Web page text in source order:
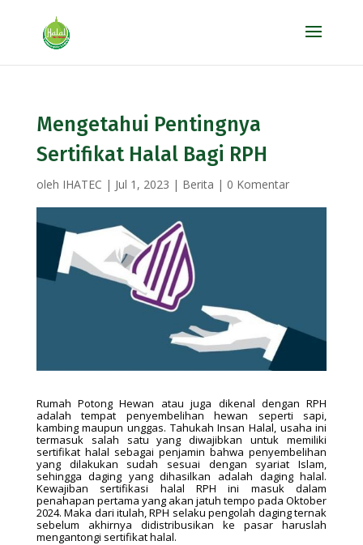
Mengetahui Pentingnya
Sertifikat Halal Bagi RPH
oleh IHATEC | Jul 1, 2023 | Berita | 0 Komentar
Rumah Potong Hewan atau juga dikenal dengan RPH
adalah tempat penyembelihan hewan seperti sapi,
kambing maupun unggas. Tahukah Insan Halal, usaha ini
termasuk salah satu yang diwajibkan untuk memiliki
sertifikat halal sebagai penjamin bahwa penyembelihan
yang dilakukan sudah sesuai dengan syariat Islam,
sehingga daging yang dihasilkan adalah daging halal.
Kewajiban sertifikasi halal RPH ini masuk dalam
penahapan pertama yang akan jatuh tempo pada Oktober
2024. Maka dari itulah, RPH selaku pengolah daging ternak
sebelum akhirnya didistribusikan ke pasar haruslah
mengantongi sertifikat halal.